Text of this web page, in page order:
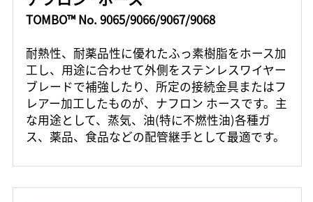
TOMBO™ No. 9065/9066/9067/9068
耐熱性、耐薬品性に優れたふっ素樹脂をホース加
工し、用途に合わせて外側をステンレスワイヤー
ブレードで補強したり、所定の接続金具またはフ
レアー加工したものが、ナフロン ホースです。主
な用途として、蒸気、油(特に不燃性油)各種ガ
ス、薬品、食品などの配管継手として最適です。